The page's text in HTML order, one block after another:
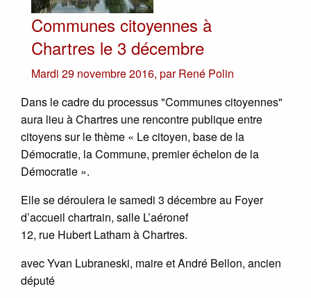
Communes citoyennes à
Chartres le 3 décembre
Mardi 29 novembre 2016, parRené Polin
Dans le cadre du processus "Communes citoyennes"
aura lieu à Chartres une rencontre publique entre
citoyens sur le thème « Le citoyen, base de la
Démocratie, la Commune, premier échelon de la
Démocratie ».
Elle se déroulera le samedi 3 décembre au Foyer
d’accueil chartrain, salle L’aéronef
12, rue Hubert Latham à Chartres.
avec Yvan Lubraneski, maire et André Bellon, ancien
député